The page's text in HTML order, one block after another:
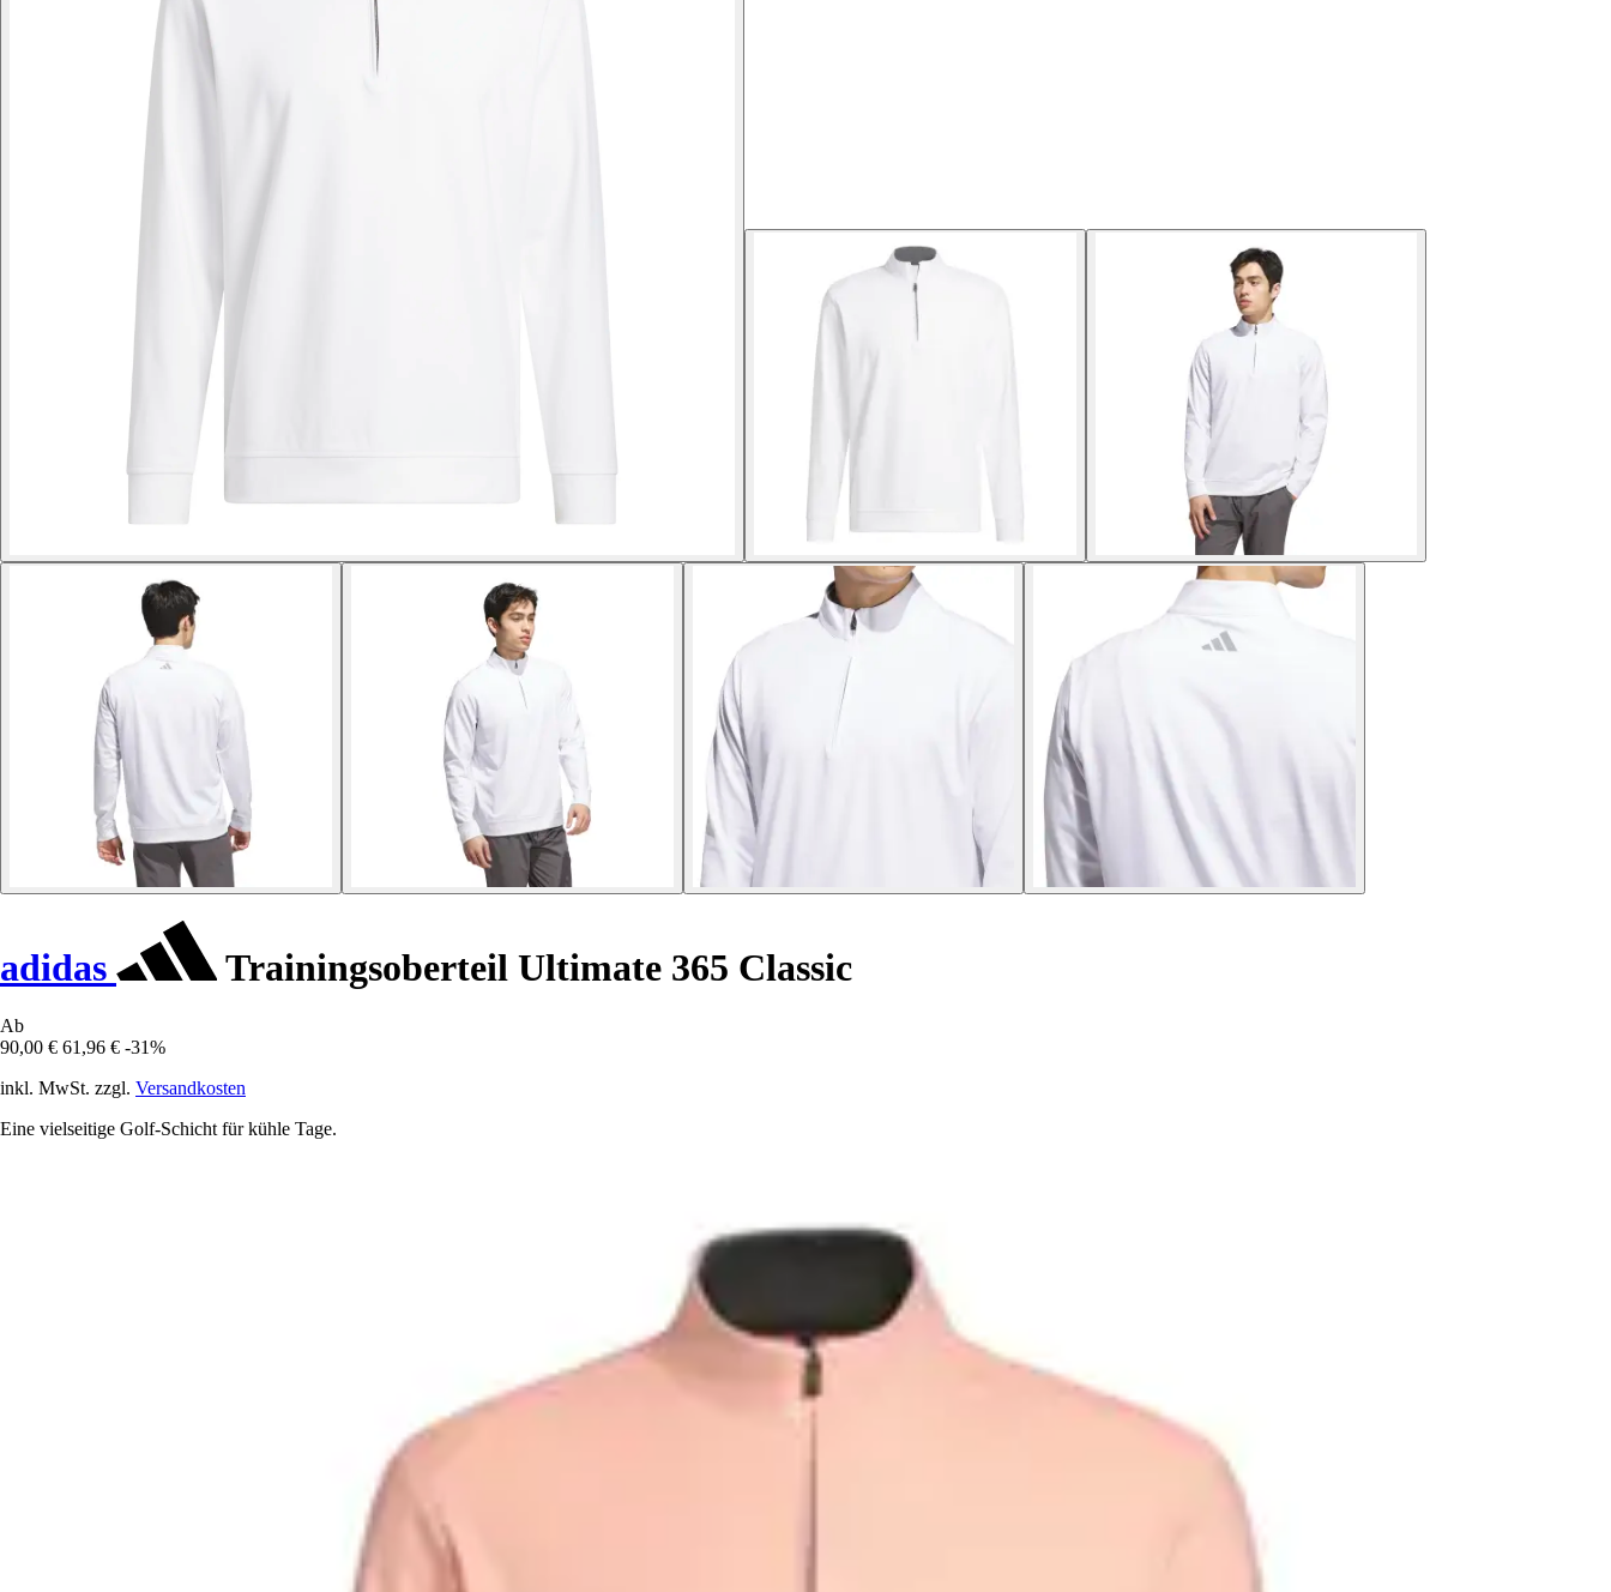
adidas Trainingsoberteil Ultimate 365 Classic
Ab
90,00 € 61,96 € -31%
inkl. MwSt. zzgl. Versandkosten
Eine vielseitige Golf-Schicht für kühle Tage.